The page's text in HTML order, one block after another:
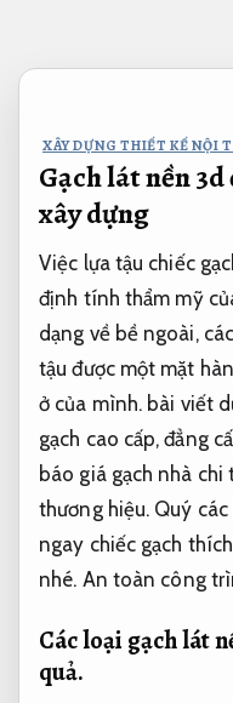
nội
XÂY DỰNG THIẾT KẾ NỘI
Gạch lát nền
xây dựng
Việc lựa tậu chiếc
định tính thẩm mỹ
dạng về bề ngoài,
tậu được một mặt
ở của mình. bài viết
gạch cao cấp, đẳng
báo giá gạch nhà
thương hiệu. Quý
ngay chiếc gạch
nhé. An toàn công
Các loại gạch lát
quả.